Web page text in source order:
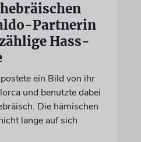
Partnerin
Hass-
ein Bild von ihr
und benutzte dabei
Die hämischen
lange auf sich